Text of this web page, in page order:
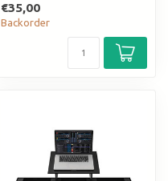
€35,00
Backorder